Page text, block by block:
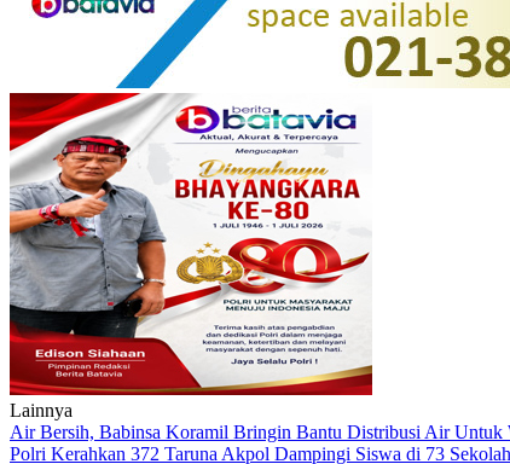
Lainnya
Air Bersih, Babinsa Koramil Bringin Bantu Distribusi Air Untuk
Polri Kerahkan 372 Taruna Akpol Dampingi Siswa di 73